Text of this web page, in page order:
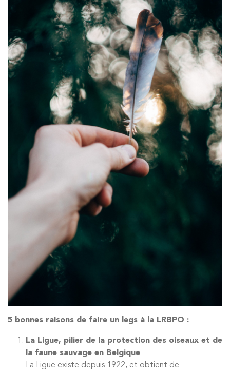
5 bonnes raisons de faire un legs à la LRBPO :
La Ligue, pilier de la protection des oiseaux et de
la faune sauvage en Belgique
La Ligue existe depuis 1922, et obtient de